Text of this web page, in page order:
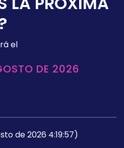
el
DE 2026
de 2026 4:19:57)